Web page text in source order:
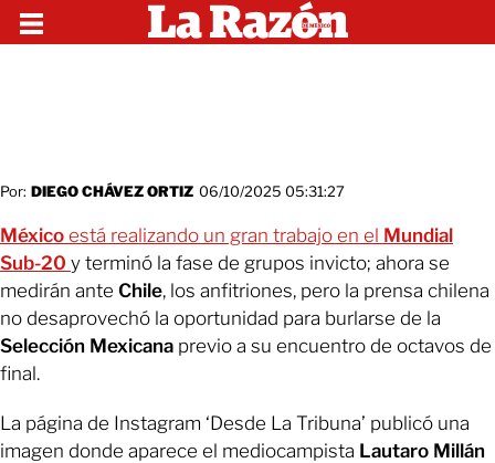
Por: DIEGO CHÁVEZ ORTIZ 06/10/2025 05:31:27
México está realizando un gran trabajo en el Mundial
Sub-20 y terminó la fase de grupos invicto; ahora se
medirán ante Chile, los anfitriones, pero la prensa chilena
no desaprovechó la oportunidad para burlarse de la
Selección Mexicana previo a su encuentro de octavos de
final.
La página de Instagram ‘Desde La Tribuna’ publicó una
imagen donde aparece el mediocampista Lautaro Millán